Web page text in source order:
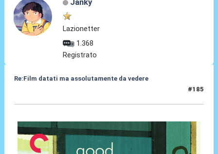
Janky
Lazionetter
1.368
Registrato
Re:Film datati ma assolutamente da vedere
#185